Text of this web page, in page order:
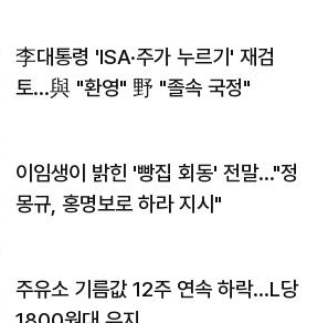
李대통령 'ISA·주가 누르기' 재검
토…與 "환영" 野 "졸속 국정"
이임생이 밝힌 '빵집 회동' 전말…"정
몽규, 홍명보로 하라 지시"
주유소 기름값 12주 연속 하락…L당